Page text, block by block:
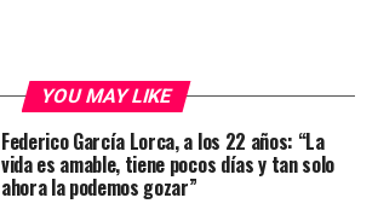
YOU MAY LIKE
Federico García Lorca, a los 22 años: “La
vida es amable, tiene pocos días y tan solo
ahora la podemos gozar”